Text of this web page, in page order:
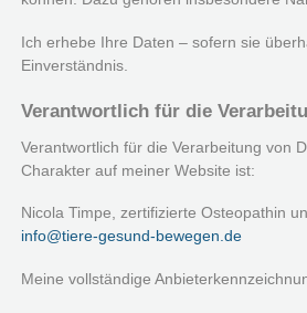
Ich erhebe Ihre Daten – sofern sie
Einverständnis.
Verantwortlich für die
Verantwortlich für die Verarbeitung von
Charakter auf meiner Website ist:
Nicola Timpe, zertifizierte Osteopathin
info@tiere-gesund-bewegen.de
Meine vollständige